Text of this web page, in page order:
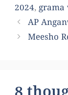
2024, grama
AP
Meesho